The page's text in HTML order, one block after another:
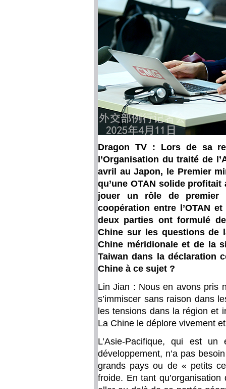
Dragon TV : Lors de sa
l’Organisation du traité de
avril au Japon, le Premier
qu’une OTAN solide
jouer un rôle de premier
coopération entre l’OTAN
deux parties ont formulé
Chine sur les questions de
Chine méridionale et de la
Taiwan dans la déclaration
Chine à ce sujet ?
Lin Jian : Nous en avons pris
s’immiscer sans raison dans
les tensions dans la région et
La Chine le déplore vivement
L’Asie-Pacifique, qui est
développement, n’a pas
grands pays ou de « petits
froide. En tant